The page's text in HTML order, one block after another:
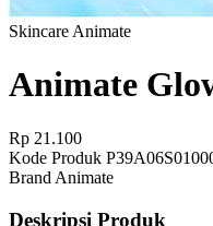
Skincare Animate
Animate
Rp 21.100
Kode Produk
Brand Animate
Deskripsi Produk